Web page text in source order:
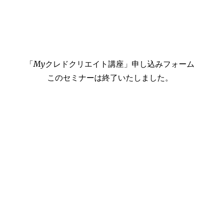
「Myクレドクリエイト講座」申し込みフォーム
このセミナーは終了いたしました。